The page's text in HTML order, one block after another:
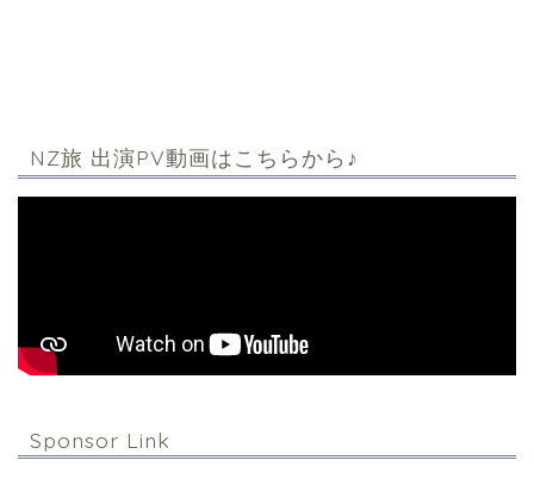
NZ旅 出演PV動画はこちらから♪
Sponsor Link